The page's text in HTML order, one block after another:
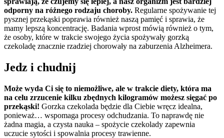
odporny na różnego rodzaju choroby. Regularne spożywanie tej
pysznej przekąski poprawia również naszą pamięć i sprawia, że
mamy lepszą koncentrację. Badania wprost mówią również o tym,
że osoby, które w trakcie swojego życia spożywały gorzką
czekoladę znacznie rzadziej chorowały na zaburzenia Alzheimera.
Jedz i chudnij
Może wyda Ci się to niemożliwe, ale w trakcie diety, która ma
na celu zrzucenie kilku zbędnych kilogramów możesz sięgać po
przekąski! Gorzka czekolada będzie dla Ciebie wręcz idealna,
ponieważ… wspomaga procesy odchudzania. To naprawdę nie
żadna magia, a czysta nauka – spożycie czekolady zapewnia
uczucie sytości i spowalnia procesy trawienne.